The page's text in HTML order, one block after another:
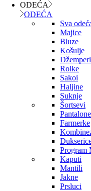
ODEĆA
ODEĆA
Sva
Majice
Bluze
Košulje
Džemperi
Rolke
Sakoi
Haljine
Suknje
Šortsevi
Pantalone
Farmerke
Program
Kaputi
Mantili
Jakne
Prsluci